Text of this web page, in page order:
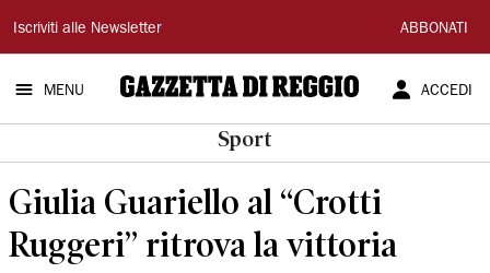
Gazzetta
di
Reggio
Iscriviti alle Newsletter ABBONATI
MENU ACCEDI
Sport
Giulia Guariello al “Crotti
Ruggeri” ritrova la vittoria